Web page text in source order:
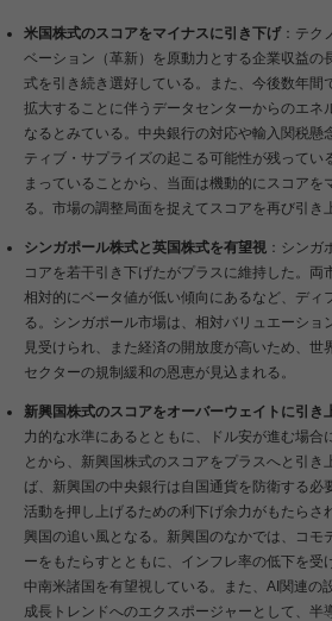
米国株式のスコアをマイナスに引き下げ：テク
ベーション（革新）を原動力とする企業収益の
式を引き続き選好している。また、今後数年間
拡大することに伴うデータセンターからのエネ
なるとみている。中央銀行の対応や輸入関税懸
ティブ・サプライズの起こる可能性が残ってい
まっていることから、当面は機動的にスコアを
る。市場の調整局面を捉えてスコアを再び引き
シンガポール株式と英国株式を有望視 ：シンガ
コアを若干引き下げたがプラスに維持した。両
相対的にベータ値が低い傾向にあるなど、ディ
る。シンガポール市場は、相対バリュエーショ
見受けられ、また経済の開放度が高いため、世
セクターの規制緩和の恩恵が見込まれる。
新興国株式のスコアをオーバーウェイトに引き
力的な水準にあるとともに、ドル安が進む場合
とから、新興国株式のスコアをプラスへと引き
ば、新興国の中央銀行は自国通貨を防衛する必
活動を押し上げるための利下げ余力がもたらさ
興国の追い風となる。新興国のなかでは、コモ
ーをもたらすとともに、インフレ率の低下を受
中南米諸国を有望視している。また、AI関連の
成長トレンドへのエクスポージャーとして、半